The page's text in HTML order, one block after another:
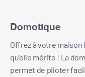
Domotique
Offrez à votre maison
qu’elle mérite ! La
permet de piloter